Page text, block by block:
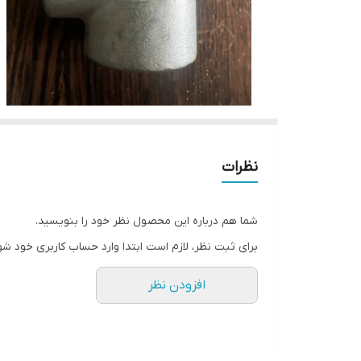
نظرات
شما هم درباره این محصول نظر خود را بنویسید.
برای ثبت نظر، لازم است ابتدا وارد حساب کاربری خود
افزودن نظر